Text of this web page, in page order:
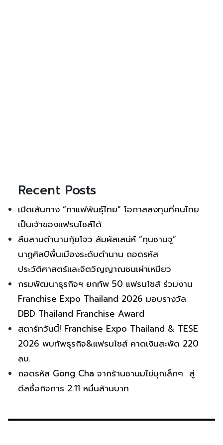
Recent Posts
เปิดเส้นทาง “กาแฟพันธุ์ไทย” โอกาสลงทุนที่คนไทย
เป็นเจ้าของแฟรนไชส์ได้
สืบสานตำนานกุ้ยโจว สัมผัสเสน่ห์ “กุนซานจู”
นาฏศิลป์พื้นเมืองระดับตำนาน ถอดรหัส
ประวัติศาสตร์และจิตวิญญาณชนเผ่าเหมียว
กรมพัฒนาธุรกิจฯ ยกทัพ 50 แฟรนไชส์ ร่วมงาน
Franchise Expo Thailand 2026 มอบรางวัล
DBD Thailand Franchise Award
สตาร์ทวันนี้! Franchise Expo Thailand & TESE
2026 พบทัพธุรกิจ&แฟรนไชส์ คาดเงินสะพัด 220
ลบ.
ถอดรหัส Gong Cha จากร้านชานมไข่มุกเล็กๆ สู่
ดีลซื้อกิจการ 2.11 หมื่นล้านบาท